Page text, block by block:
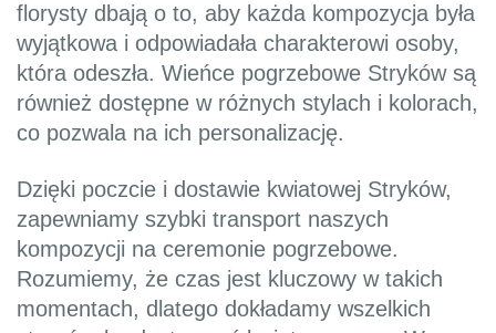
florysty dbają o to, aby każda kompozycja była
wyjątkowa i odpowiadała charakterowi osoby,
która odeszła. Wieńce pogrzebowe Stryków są
również dostępne w różnych stylach i kolorach,
co pozwala na ich personalizację.
Dzięki poczcie i dostawie kwiatowej Stryków,
zapewniamy szybki transport naszych
kompozycji na ceremonie pogrzebowe.
Rozumiemy, że czas jest kluczowy w takich
momentach, dlatego dokładamy wszelkich